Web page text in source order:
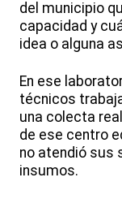
del municipio
capacidad y
idea o alguna
En ese
técnicos
una colecta
de ese centro
no atendió sus
insumos.